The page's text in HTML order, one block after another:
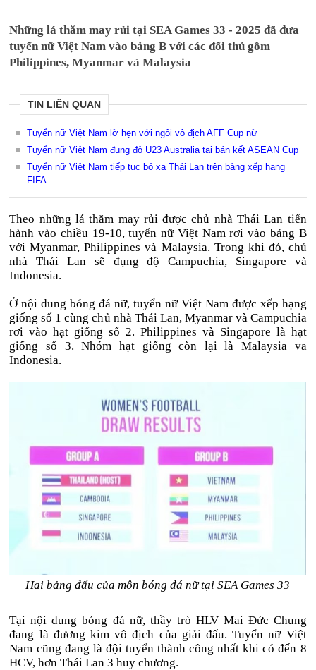
Những lá thăm may rủi tại SEA Games 33 - 2025 đã đưa
tuyển nữ Việt Nam vào bảng B với các đối thủ gồm
Philippines, Myanmar và Malaysia
TIN LIÊN QUAN
Tuyển nữ Việt Nam lỡ hẹn với ngôi vô địch AFF Cup nữ
Tuyển nữ Việt Nam đụng độ U23 Australia tại bán kết ASEAN Cup
Tuyển nữ Việt Nam tiếp tục bỏ xa Thái Lan trên bảng xếp hạng
FIFA
Theo những lá thăm may rủiđược chủ nhà Thái Lan tiến
hành vào chiều 19-10, tuyển nữ Việt Nam rơi vào bảng B
với Myanmar, Philippines và Malaysia. Trong khi đó, chủ
nhà Thái Lan sẽ đụngđộ Campuchia, Singapore và
Indonesia.
Ở nội dung bóngđá nữ, tuyển nữ Việt Nam được xếp hạng
giống số 1 cùng chủ nhà Thái Lan, Myanmar và Campuchia
rơi vào hạt giống số 2. Philippines và Singapore là hạt
giống số 3. Nhóm hạt giống còn lại là Malaysia va
Indonesia.
Hai bảng đấu của môn bóng đá nữ tại SEA Games 33
Tại nội dung bóng đá nữ, thầy trò HLV Mai Đức Chung
đang là đương kim vôđịch của giảiđấu. Tuyển nữ Việt
Nam cũng đang là đội tuyển thành công nhất khi cóđến 8
HCV, hơn Thái Lan 3 huy chương.